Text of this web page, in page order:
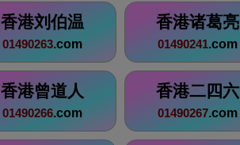
香港刘伯温
01490263.com
香港诸葛亮
01490241.com
香港曾道人
01490266.com
香港二四六
01490267.com